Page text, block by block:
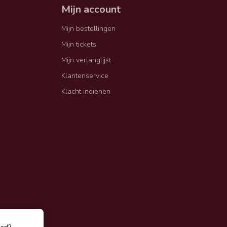
Mijn account
Mijn bestellingen
Mijn tickets
Mijn verlanglijst
Klantenservice
Klacht indienen